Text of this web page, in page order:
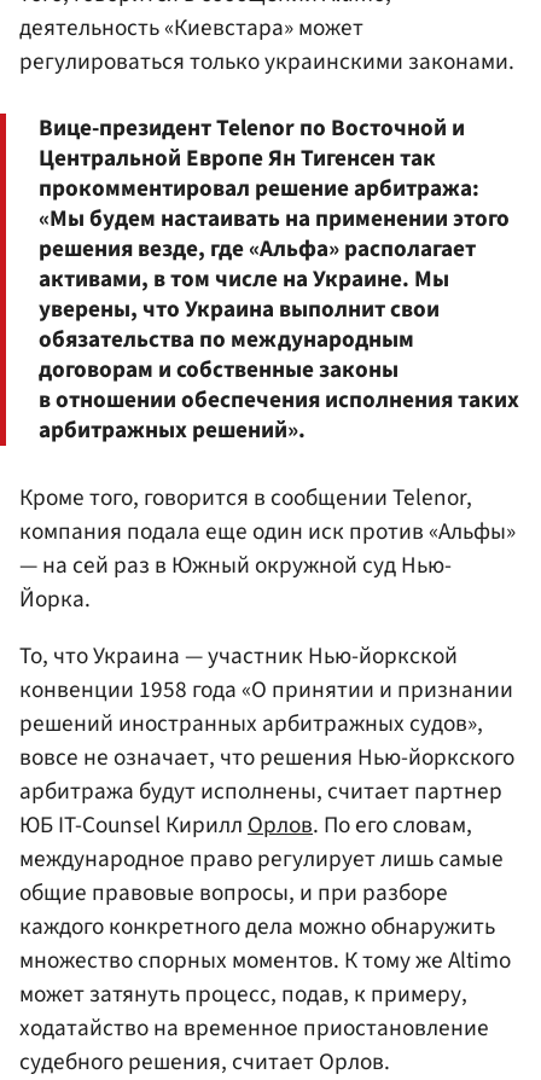
деятельность «Киевстара» может
регулироваться только украинскими законами.
Вице-президент Telenor по Восточной и
Центральной Европе Ян Тигенсен так
прокомментировал решение арбитража:
«Мы будем настаивать на применении этого
решения везде, где «Альфа» располагает
активами, в том числе на Украине. Мы
уверены, что Украина выполнит свои
обязательства по международным
договорам и собственные законы
в отношении обеспечения исполнения таких
арбитражных решений».
Кроме того, говорится в сообщении Telenor,
компания подала еще один иск против «Альфы»
— на сей раз в Южный окружной суд Нью-
Йорка.
То, что Украина — участник Нью-йоркской
конвенции 1958 года «О принятии и признании
решений иностранных арбитражных судов»,
вовсе не означает, что решения Нью-йоркского
арбитража будут исполнены, считает партнер
ЮБ IT-Сounsel КириллОрлов. По его словам,
международное право регулирует лишь самые
общие правовые вопросы, и при разборе
каждого конкретного дела можно обнаружить
множество спорных моментов. К тому же Altimo
может затянуть процесс, подав, к примеру,
ходатайство на временное приостановление
судебного решения, считает Орлов.